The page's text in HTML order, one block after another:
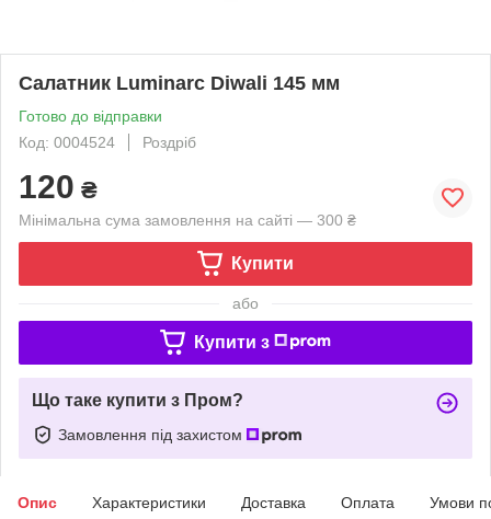
Салатник Luminarc Diwali 145 мм
Готово до відправки
Код: 0004524
Роздріб
120 ₴
Мінімальна сума замовлення на сайті — 300 ₴
Купити
або
Купити з
Що таке купити з Пром?
Замовлення під захистом
Опис Характеристики Доставка Оплата Умови